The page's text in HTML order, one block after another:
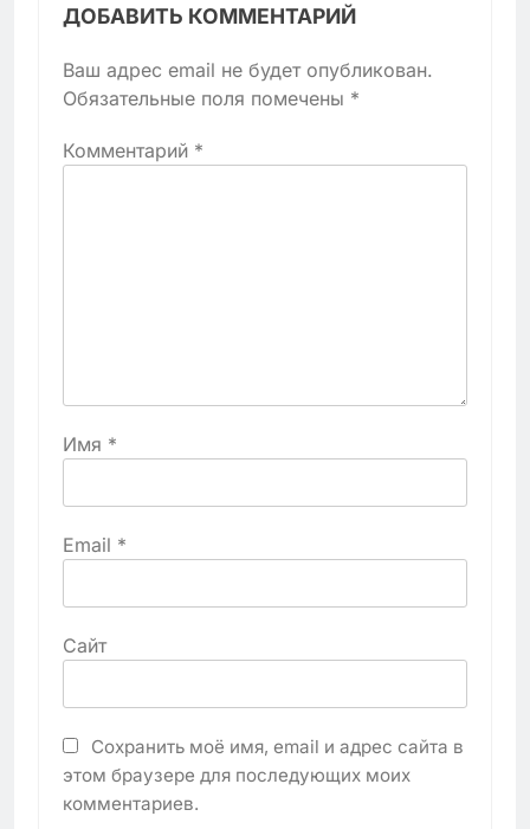
ДОБАВИТЬ КОММЕНТАРИЙ
Ваш адрес email не будет опубликован.
Обязательные поля помечены *
Комментарий *
Имя *
Email *
Сайт
Сохранить моё имя, email и адрес сайта в
этом браузере для последующих моих
комментариев.